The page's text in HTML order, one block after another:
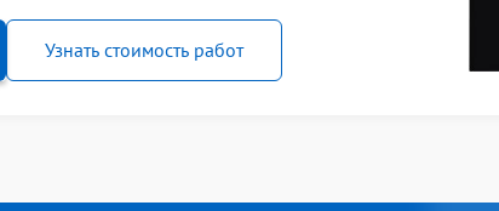
Узнать стоимость работ